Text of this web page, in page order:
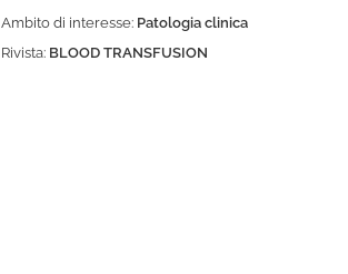
Ambito di interesse: Patologia clinica
Rivista: BLOOD TRANSFUSION